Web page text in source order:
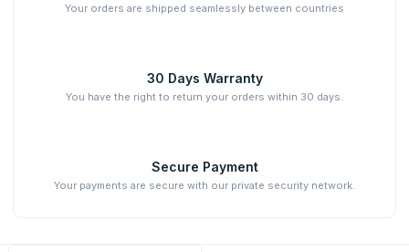
Your orders are shipped seamlessly between countries
30 Days Warranty
You have the right to return your orders within 30 days.
Secure Payment
Your payments are secure with our private security network.